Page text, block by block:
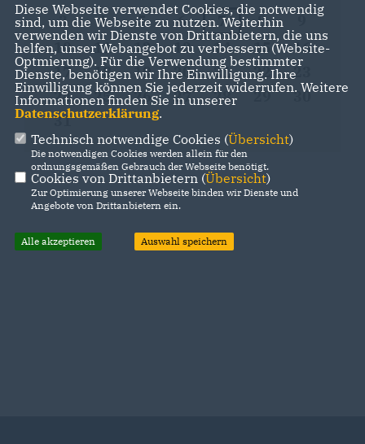
3
4 5 6 7 8
10
11 12 13 14 15
16
17
18 19 20 21 22
23
24
25 26 27 28 29
30
31
Diese Webseite verwendet Cookies, die notwendig
sind, um die Webseite zu nutzen. Weiterhin
verwenden wir Dienste von Drittanbietern, die uns
helfen, unser Webangebot zu verbessern (Website-
Optmierung). Für die Verwendung bestimmter
Dienste, benötigen wir Ihre Einwilligung. Ihre
Einwilligung können Sie jederzeit widerrufen. Weitere
Informationen finden Sie in unserer
Datenschutzerklärung.
Technisch notwendige Cookies (Übersicht)
Die notwendigen Cookies werden allein für den
ordnungsgemäßen Gebrauch der Webseite benötigt.
Cookies von Drittanbietern (Übersicht)
Zur Optimierung unserer Webseite binden wir Dienste und
Angebote von Drittanbietern ein.
Alle akzeptieren Auswahl speichern